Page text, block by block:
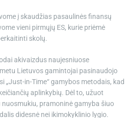
į skaudžias pasaulinės finansų
vieni pirmųjų ES, kurie priėmė
skolų.
akivaizdus naujesniuose
Lietuvos gamintojai pasinaudojo
„Just-in-Time“ gamybos metodais, kad
aplinkybių. Dėl to, užuot
pramoninė gamyba šiuo
didesnė nei ikimokyklinio lygio.